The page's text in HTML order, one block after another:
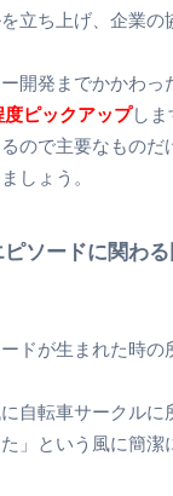
立ち上げ、企業の
開発までかかわっ
ピックアップしま
ので主要なものだ
しょう。
ソードに関わ
ドが生まれた時の
自転車サークルに
」という風に簡潔